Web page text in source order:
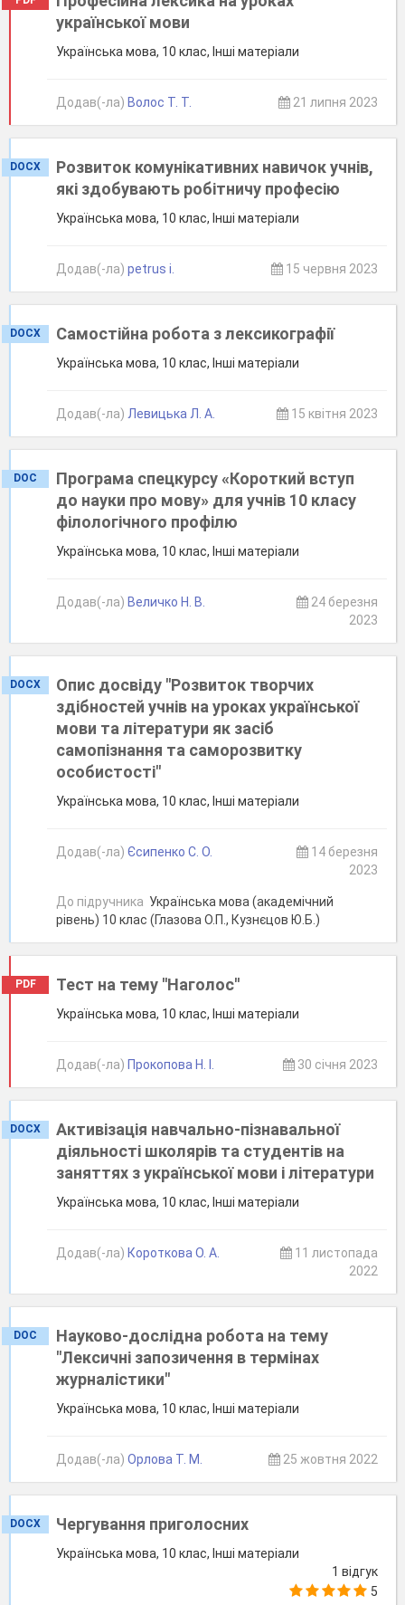
української мови
Українська мова, 10 клас, Інші матеріали
Додав(-ла) Волос Т. Т. 21 липня 2023
DOCX
Розвиток комунікативних навичок учнів,
які здобувають робітничу професію
Українська мова, 10 клас, Інші матеріали
Додав(-ла) petrus i. 15 червня 2023
DOCX Самостійна робота з лексикографії
Українська мова, 10 клас, Інші матеріали
Додав(-ла) Левицька Л. А. 15 квітня 2023
DOC
Програма спецкурсу «Короткий вступ
до науки про мову» для учнів 10 класу
філологічного профілю
Українська мова, 10 клас, Інші матеріали
Додав(-ла) Величко Н. В.
24 березня
2023
DOCX
Опис досвіду "Розвиток творчих
здібностей учнів на уроках української
мови та літератури як засіб
самопізнання та саморозвитку
особистості"
Українська мова, 10 клас, Інші матеріали
Додав(-ла) Єсипенко С. О.
14 березня
2023
До підручника Українська мова (академічний
рівень) 10 клас (Глазова О.П., Кузнєцов Ю.Б.)
PDF Тест на тему ''Наголос''
Українська мова, 10 клас, Інші матеріали
Додав(-ла) Прокопова Н. І. 30 січня 2023
DOCX
Активізація навчально-пізнавальної
діяльності школярів та студентів на
заняттях з української мови і літератури
Українська мова, 10 клас, Інші матеріали
Додав(-ла) Короткова О. А.
11 листопада
2022
DOC
Науково-дослідна робота на тему
"Лексичні запозичення в термінах
журналістики"
Українська мова, 10 клас, Інші матеріали
Додав(-ла) Орлова Т. М. 25 жовтня 2022
DOCX Чергування приголосних
Українська мова, 10 клас, Інші матеріали
1 відгук
5